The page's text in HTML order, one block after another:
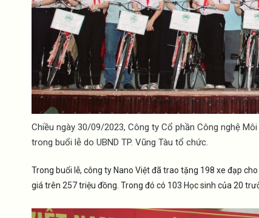
Chiều ngày 30/09/2023, Công ty Cổ phần Công nghệ
trong buổi lễ do UBND TP. Vũng Tàu tổ chức.
Trong buổi lễ, công ty Nano Việt đã trao tặng 198 xe đạp
giá trên 257 triệu đồng. Trong đó có 103 Học sinh của 20